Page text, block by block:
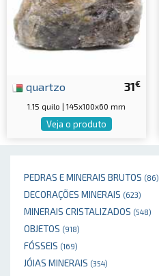
PEDRAS E MINERAIS BRUTOS (86)
DECORAÇÕES MINERAIS (623)
MINERAIS CRISTALIZADOS (548)
OBJETOS (918)
FÓSSEIS (169)
JÓIAS MINERAIS (354)
31€
quartzo
1.15 quilo | 145x100x60 mm
Veja o produto